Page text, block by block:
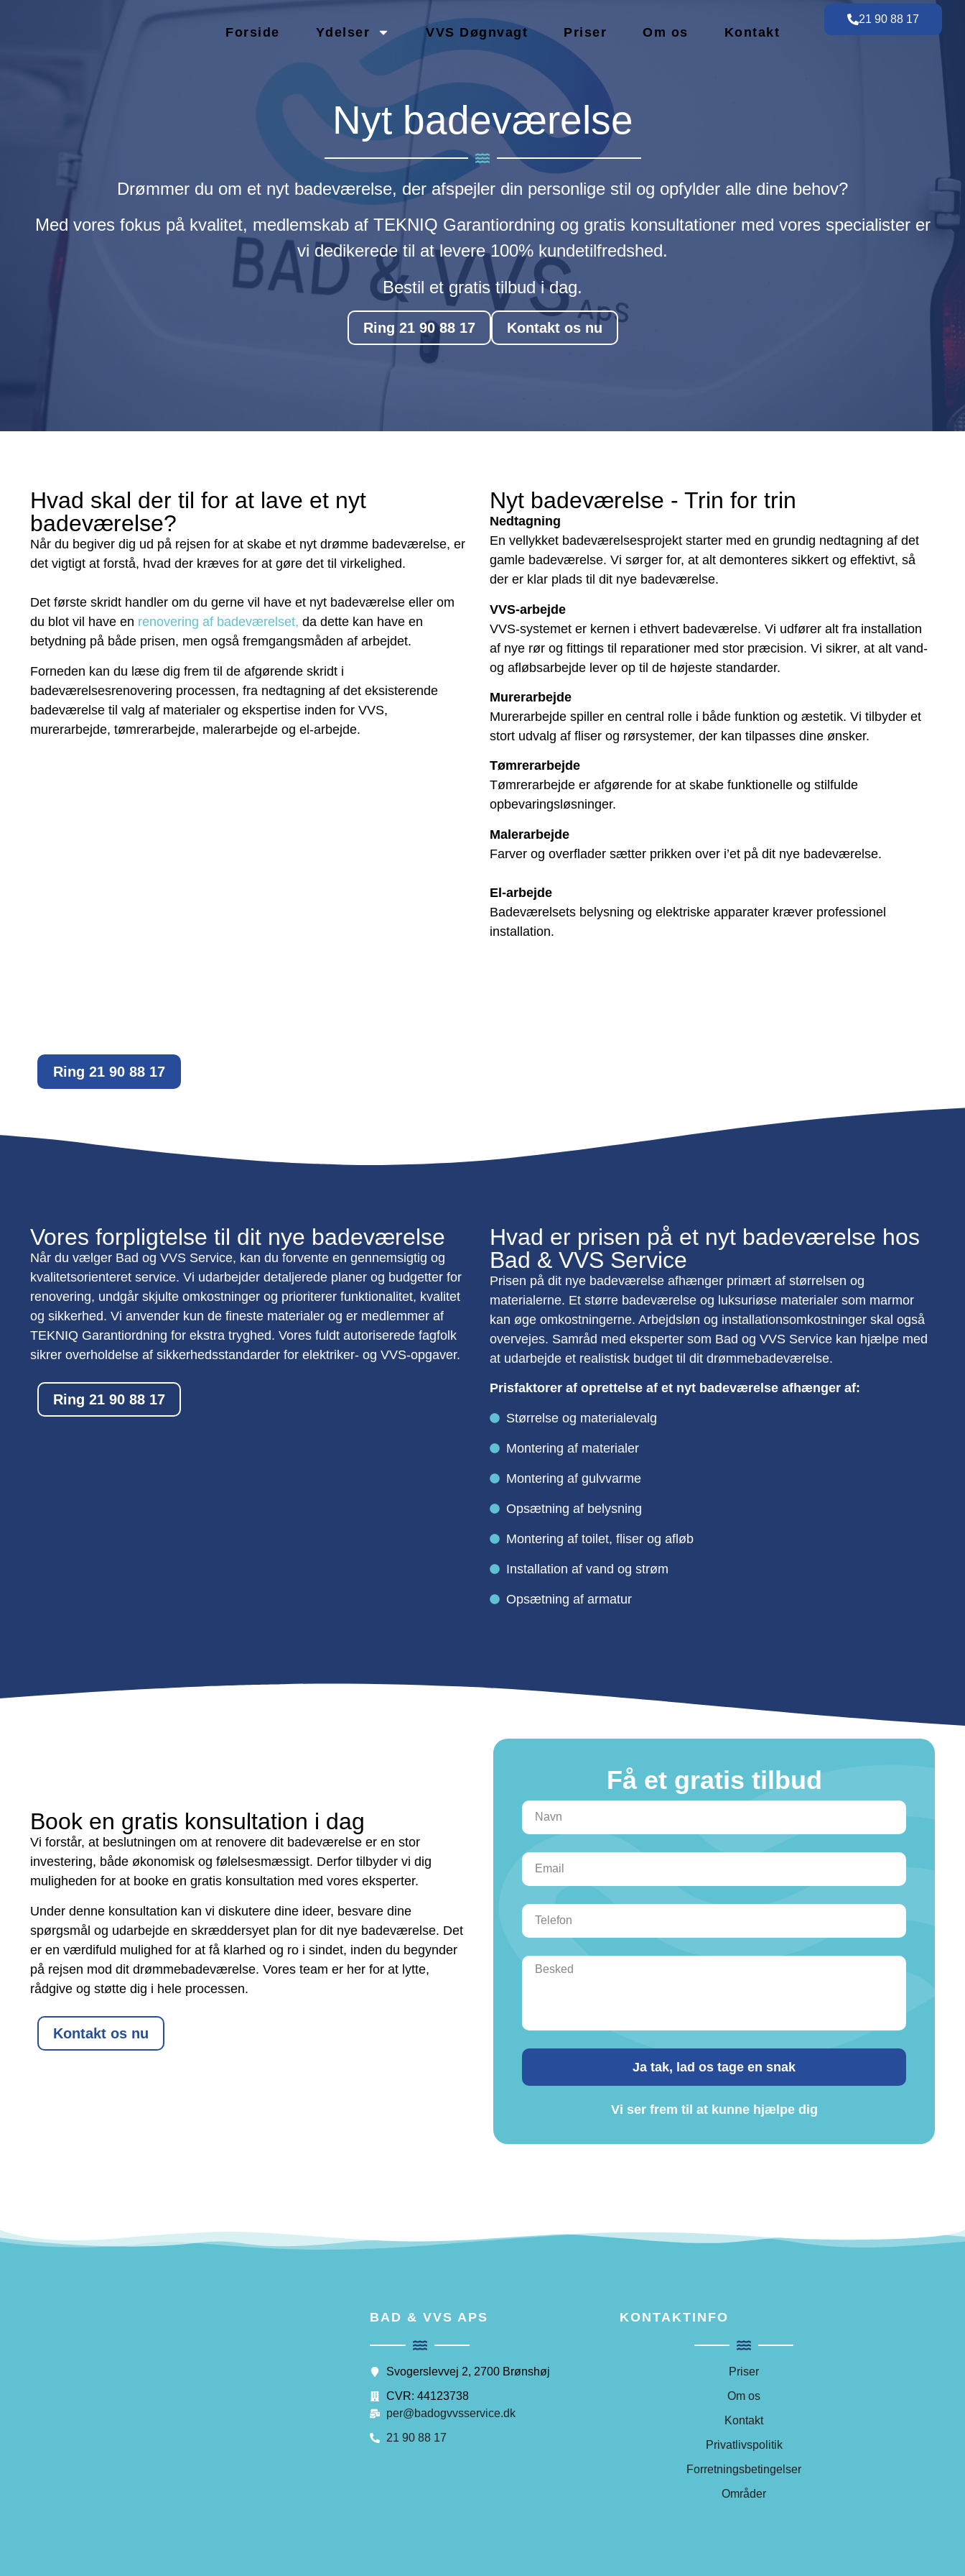
Forside Ydelser VVS Døgnvagt Priser Om os Kontakt
21 90 88 17
Nyt badeværelse
Drømmer du om et nyt badeværelse, der afspejler din personlige stil og opfylder alle dine behov?
Med vores fokus på kvalitet, medlemskab af TEKNIQ Garantiordning og gratis konsultationer med vores specialister er
vi dedikerede til at levere 100% kundetilfredshed.
Bestil et gratis tilbud i dag.
Ring 21 90 88 17 Kontakt os nu
Nyt badeværelse - Trin for trin
Nedtagning
En vellykket badeværelsesprojekt starter med en grundig nedtagning af det
gamle badeværelse. Vi sørger for, at alt demonteres sikkert og effektivt, så
der er klar plads til dit nye badeværelse.
VVS-arbejde
VVS-systemet er kernen i ethvert badeværelse. Vi udfører alt fra installation
af nye rør og fittings til reparationer med stor præcision. Vi sikrer, at alt vand-
og afløbsarbejde lever op til de højeste standarder.
Murerarbejde
Murerarbejde spiller en central rolle i både funktion og æstetik. Vi tilbyder et
stort udvalg af fliser og rørsystemer, der kan tilpasses dine ønsker.
Tømrerarbejde
Tømrerarbejde er afgørende for at skabe funktionelle og stilfulde
opbevaringsløsninger.
Malerarbejde
Farver og overflader sætter prikken over i’et på dit nye badeværelse.
El-arbejde
Badeværelsets belysning og elektriske apparater kræver professionel
installation.
Hvad skal der til for at lave et nyt
badeværelse?
Når du begiver dig ud på rejsen for at skabe et nyt drømme badeværelse, er
det vigtigt at forstå, hvad der kræves for at gøre det til virkelighed.
Det første skridt handler om du gerne vil have et nyt badeværelse eller om
du blot vil have en renovering af badeværelset, da dette kan have en
betydning på både prisen, men også fremgangsmåden af arbejdet.
Forneden kan du læse dig frem til de afgørende skridt i
badeværelsesrenovering processen, fra nedtagning af det eksisterende
badeværelse til valg af materialer og ekspertise inden for VVS,
murerarbejde, tømrerarbejde, malerarbejde og el-arbejde.
Ring 21 90 88 17
Hvad er prisen på et nyt badeværelse hos
Bad & VVS Service
Prisen på dit nye badeværelse afhænger primært af størrelsen og
materialerne. Et større badeværelse og luksuriøse materialer som marmor
kan øge omkostningerne. Arbejdsløn og installationsomkostninger skal også
overvejes. Samråd med eksperter som Bad og VVS Service kan hjælpe med
at udarbejde et realistisk budget til dit drømmebadeværelse.
Prisfaktorer af oprettelse af et nyt badeværelse afhænger af:
Størrelse og materialevalg
Montering af materialer
Montering af gulvvarme
Opsætning af belysning
Montering af toilet, fliser og afløb
Installation af vand og strøm
Opsætning af armatur
Vores forpligtelse til dit nye badeværelse
Når du vælger Bad og VVS Service, kan du forvente en gennemsigtig og
kvalitetsorienteret service. Vi udarbejder detaljerede planer og budgetter for
renovering, undgår skjulte omkostninger og prioriterer funktionalitet, kvalitet
og sikkerhed. Vi anvender kun de fineste materialer og er medlemmer af
TEKNIQ Garantiordning for ekstra tryghed. Vores fuldt autoriserede fagfolk
sikrer overholdelse af sikkerhedsstandarder for elektriker- og VVS-opgaver.
Ring 21 90 88 17
Få et gratis tilbud
Ja tak, lad os tage en snak
Vi ser frem til at kunne hjælpe dig
Book en gratis konsultation i dag
Vi forstår, at beslutningen om at renovere dit badeværelse er en stor
investering, både økonomisk og følelsesmæssigt. Derfor tilbyder vi dig
muligheden for at booke en gratis konsultation med vores eksperter.
Under denne konsultation kan vi diskutere dine ideer, besvare dine
spørgsmål og udarbejde en skræddersyet plan for dit nye badeværelse. Det
er en værdifuld mulighed for at få klarhed og ro i sindet, inden du begynder
på rejsen mod dit drømmebadeværelse. Vores team er her for at lytte,
rådgive og støtte dig i hele processen.
Kontakt os nu
BAD & VVS APS
Svogerslevvej 2, 2700 Brønshøj
CVR: 44123738
per@badogvvsservice.dk
21 90 88 17
KONTAKTINFO
Priser
Om os
Kontakt
Privatlivspolitik
Forretningsbetingelser
Områder